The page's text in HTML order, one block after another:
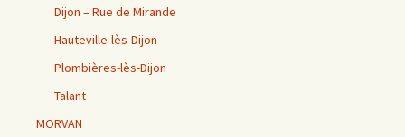
Dijon – Rue de Mirande
Hauteville-lès-Dijon
Plombières-lès-Dijon
Talant
MORVAN